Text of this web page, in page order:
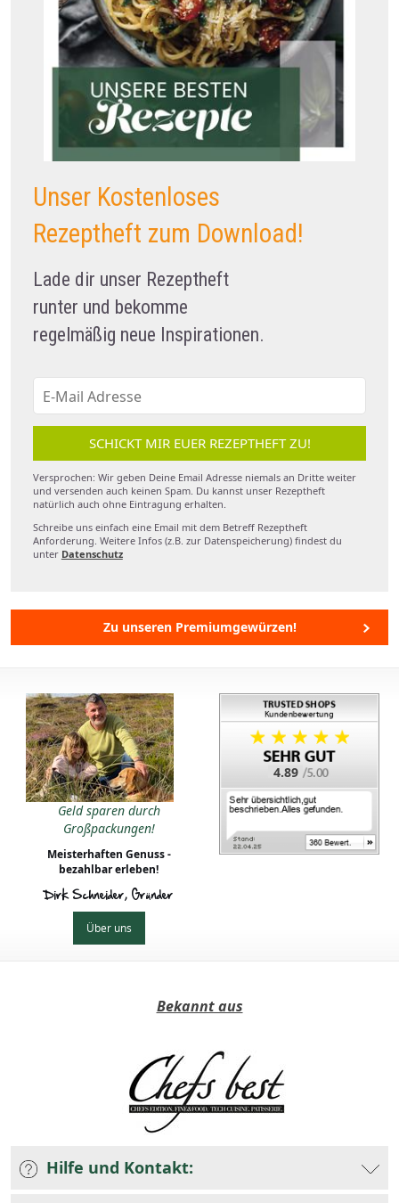
Unser Kostenloses
Rezeptheft zum Download!
Lade dir unser Rezeptheft
runter und bekomme
regelmäßig neue Inspirationen.
SCHICKT MIR EUER REZEPTHEFT ZU!
Versprochen: Wir geben Deine Email Adresse niemals an Dritte weiter
und versenden auch keinen Spam. Du kannst unser Rezeptheft
natürlich auch ohne Eintragung erhalten.
Schreibe uns einfach eine Email mit dem Betreff Rezeptheft
Anforderung. Weitere Infos (z.B. zur Datenspeicherung) findest du
unter Datenschutz
Zu unseren Premiumgewürzen!
Geld sparen durch
Großpackungen!
Meisterhaften Genuss -
bezahlbar erleben!
Dirk Schneider, Gründer
Über uns
4.89
Bekannt aus
Hilfe und Kontakt: